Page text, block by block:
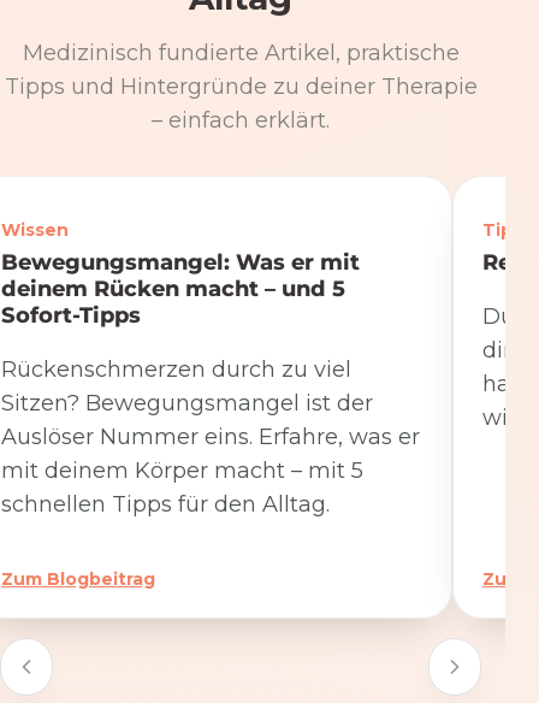
Medizinisch fundierte Artikel, praktische
Tipps und Hintergründe zu deiner Therapie
– einfach erklärt.
Wissen
Bewegungsmangel: Was er mit
deinem Rücken macht – und 5
Sofort-Tipps
Rückenschmerzen durch zu viel
Sitzen? Bewegungsmangel ist der
Auslöser Nummer eins. Erfahre, was er
mit deinem Körper macht – mit 5
schnellen Tipps für den Alltag.
Zum Blogbeitrag
Tipps
Du
hat.
Zum